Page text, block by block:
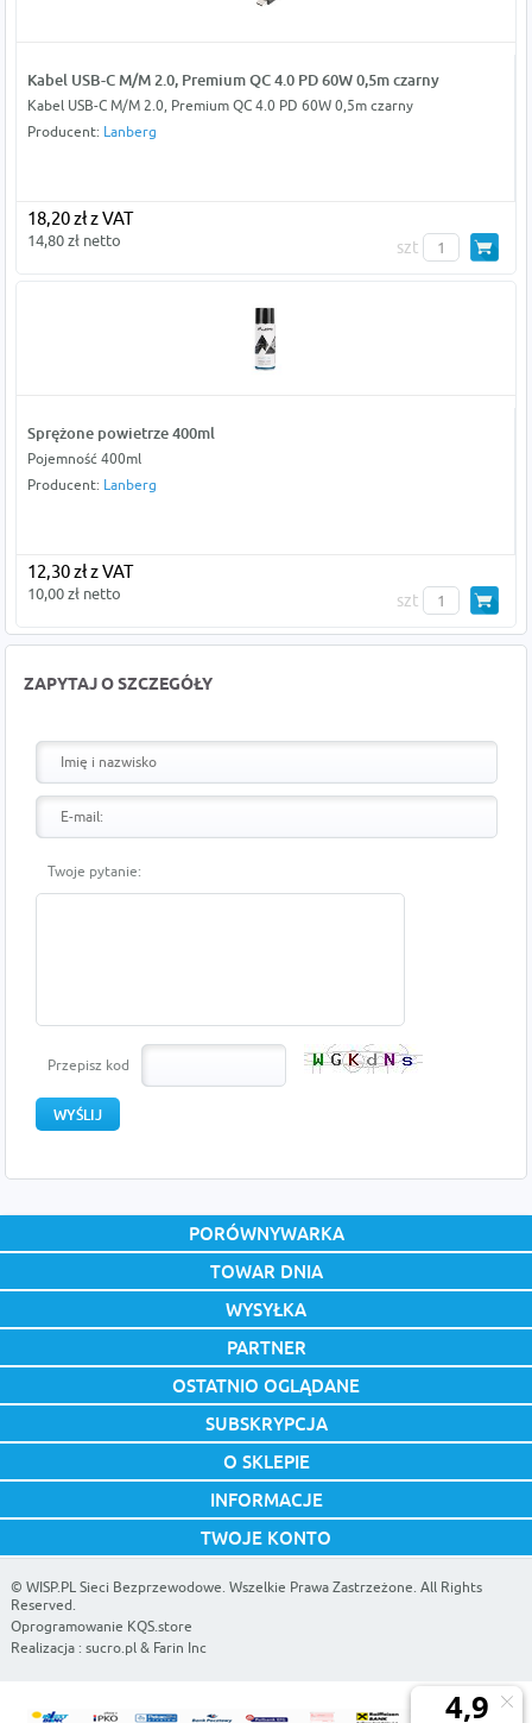
Kabel USB-C M/M 2.0, Premium QC 4.0 PD 60W 0,5m czarny
Kabel USB-C M/M 2.0, Premium QC 4.0 PD 60W 0,5m czarny
Producent: Lanberg
18,20 zł z VAT
14,80 zł netto szt
Sprężone powietrze 400ml
Pojemność 400ml
Producent: Lanberg
12,30 zł z VAT
10,00 zł netto szt
ZAPYTAJ O SZCZEGÓŁY
Twoje pytanie:
Przepisz kod
PORÓWNYWARKA
TOWAR DNIA
WYSYŁKA
PARTNER
OSTATNIO OGLĄDANE
SUBSKRYPCJA
O SKLEPIE
INFORMACJE
TWOJE KONTO
© WISP.PL Sieci Bezprzewodowe. Wszelkie Prawa Zastrzeżone. All Rights
Reserved.
Oprogramowanie KQS.store
Realizacja : sucro.pl& Farin Inc